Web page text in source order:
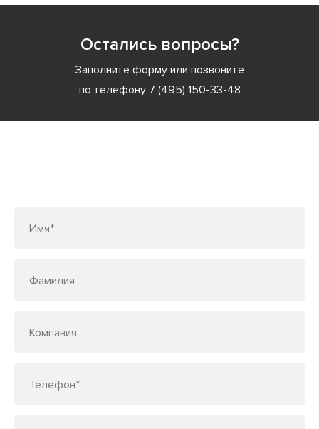
Остались вопросы?
Заполните форму или позвоните
по телефону 7 (495) 150-33-48
Имя*
Фамилия
Компания
Телефон*